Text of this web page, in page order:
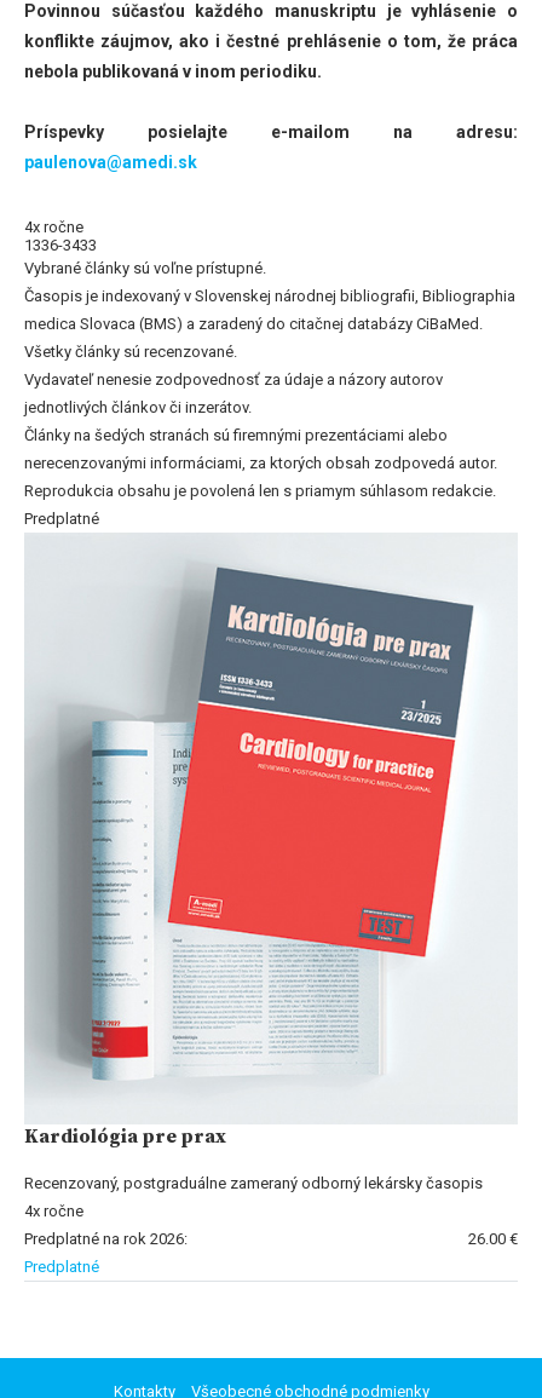
Povinnou súčasťou každého manuskriptu je vyhlásenie o
konflikte záujmov, ako i čestné prehlásenie o tom, že práca
nebola publikovaná v inom periodiku.
Príspevky posielajte e-mailom na adresu:
paulenova@amedi.sk
4x ročne
1336-3433
Vybrané články sú voľne prístupné.
Časopis je indexovaný v Slovenskej národnej bibliografii, Bibliographia
medica Slovaca (BMS) a zaradený do citačnej databázy CiBaMed.
Všetky články sú recenzované.
Vydavateľ nenesie zodpovednosť za údaje a názory autorov
jednotlivých článkov či inzerátov.
Články na šedých stranách sú firemnými prezentáciami alebo
nerecenzovanými informáciami, za ktorých obsah zodpovedá autor.
Reprodukcia obsahu je povolená len s priamym súhlasom redakcie.
Predplatné
Kardiológia pre prax
Recenzovaný, postgraduálne zameraný odborný lekársky časopis
4x ročne
Predplatné na rok 2026:
26.00 €
Predplatné
Kontakty Všeobecné obchodné podmienky